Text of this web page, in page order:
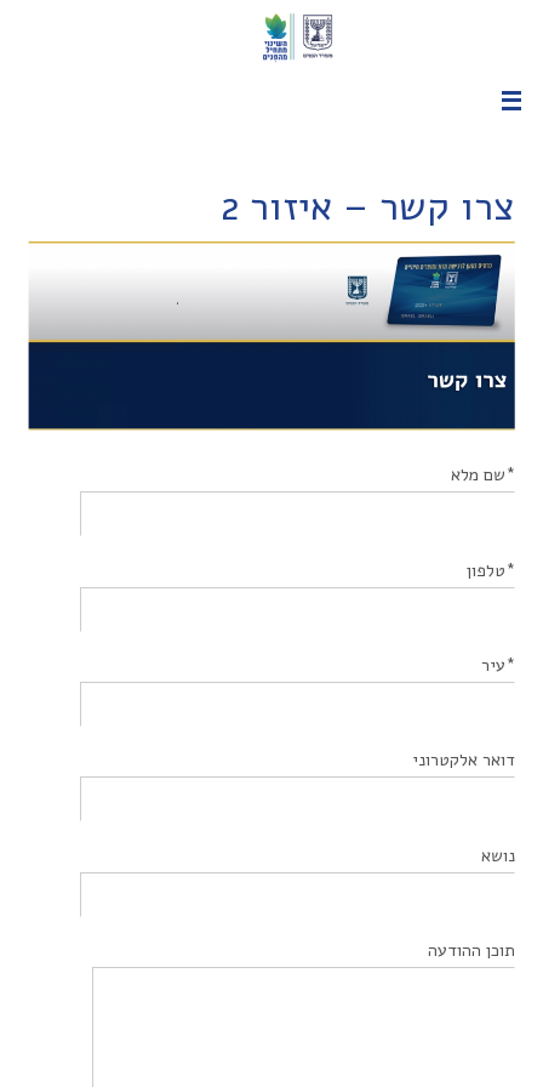
צרו קשר – איזור 2
*שם מלא
*טלפון
*עיר
דואר אלקטרוני
נושא
תוכן ההודעה